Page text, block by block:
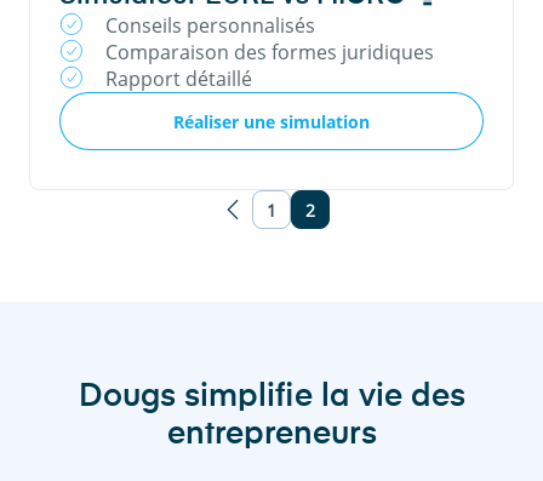
Conseils personnalisés
Comparaison des formes juridiques
Rapport détaillé
Réaliser une simulation
1 2
Dougs simplifie la vie des
entrepreneurs